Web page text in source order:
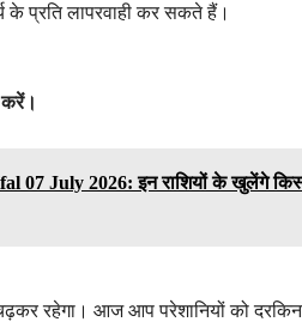
के प्रति लापरवाही कर सकते हैं।
करें।
07 July 2026: इन राशियों के खुलेंगे
रहेगा। आज आप परेशानियों को